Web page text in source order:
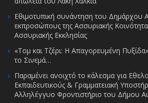
Εθιμοτυπική συνάντηση του Δημάρχου
εκπροσώπους της Ασσυριακής
Ασσυριακής Εκκλησίας
«Τομ και Τζέρι: Η Απαγορευμένη
το Σινεμά…
Παραμένει ανοιχτό το κάλεσμα για
Εκπαιδευτικούς & Γραμματειακή
Αλληλέγγυο Φροντιστήριο του Δήμου